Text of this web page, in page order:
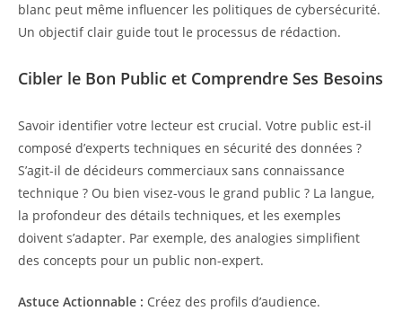
blanc peut même influencer les politiques de cybersécurité.
Un objectif clair guide tout le processus de rédaction.
Cibler le Bon Public et Comprendre Ses Besoins
Savoir identifier votre lecteur est crucial. Votre public est-il
composé d’experts techniques en sécurité des données ?
S’agit-il de décideurs commerciaux sans connaissance
technique ? Ou bien visez-vous le grand public ? La langue,
la profondeur des détails techniques, et les exemples
doivent s’adapter. Par exemple, des analogies simplifient
des concepts pour un public non-expert.
Astuce Actionnable : Créez des profils d’audience.